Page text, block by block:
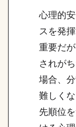
心理的
スを発
重要だ
されが
場合、
難しく
先順位